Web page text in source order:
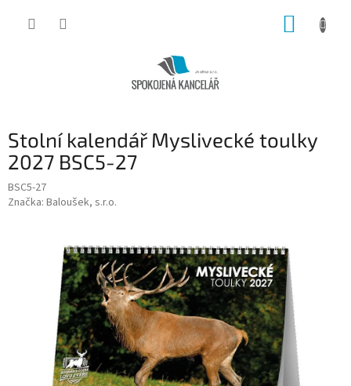
Stolní kalendář Myslivecké toulky
2027 BSC5-27
BSC5-27
Značka: Baloušek, s.r.o.